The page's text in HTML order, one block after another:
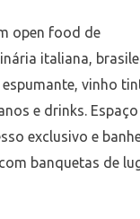
open food de
italiana,
espumante, vinho
e drinks. Espaço
exclusivo e
banquetas de